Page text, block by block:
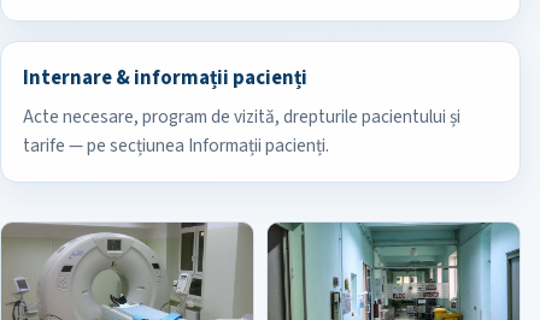
Internare & informații pacienți
Acte necesare, program de vizită, drepturile pacientului și
tarife — pe secțiunea Informații pacienți.